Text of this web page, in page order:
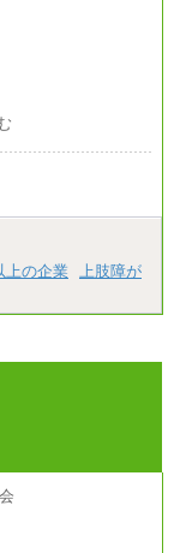
円
円
円
円
、生活の拠点が定
により異なりま
の中で決定いたし
上の企業
上肢障が